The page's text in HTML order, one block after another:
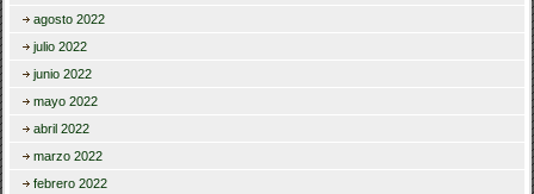
agosto 2022
julio 2022
junio 2022
mayo 2022
abril 2022
marzo 2022
febrero 2022